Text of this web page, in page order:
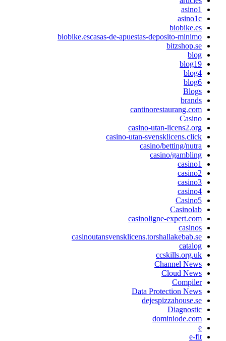
biobike.escasas-de-apuestas-deposito-
casino-utan-
casino-utan-
casino/betting/
casino/
casinoligne-
Channel
Cloud
Data Protection